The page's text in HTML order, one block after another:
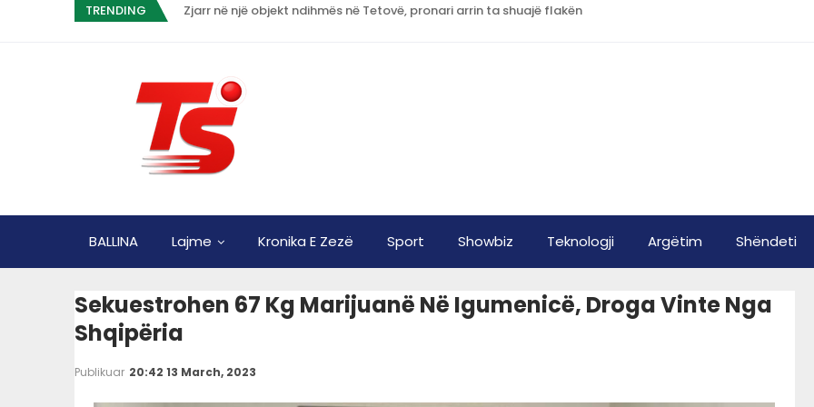
TRENDING Zjarr në një objekt ndihmës në Tetovë, pronari arrin ta shuajë flakën
BALLINA Lajme Kronika E Zezë Sport Showbiz Teknologji Argëtim Shëndeti
Sekuestrohen 67 Kg Marijuanë Në Igumenicë, Droga Vinte Nga
Shqipëria
Publikuar 20:42 13 March, 2023